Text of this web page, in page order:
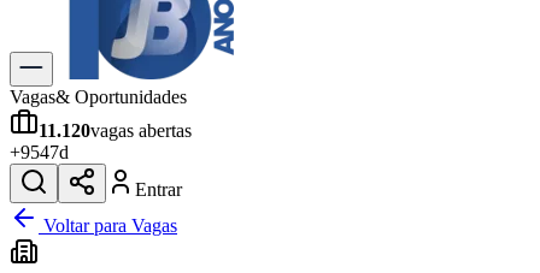
Vagas& Oportunidades
11.120vagas abertas
+9547d
Entrar
Voltar para Vagas